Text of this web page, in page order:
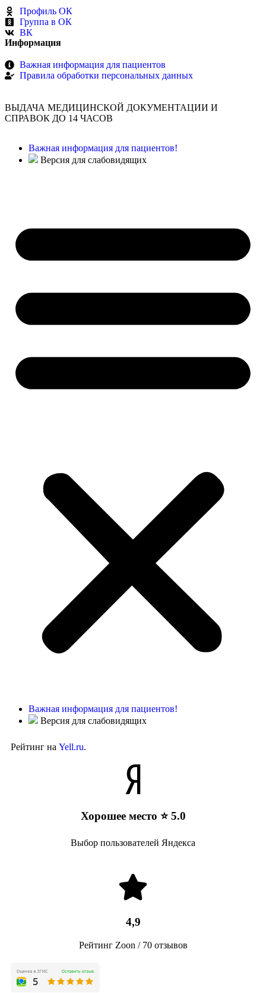
Профиль ОК
Группа в ОК
ВК
Информация
Важная информация для пациентов
Правила обработки персональных данных
ВЫДАЧА МЕДИЦИНСКОЙ ДОКУМЕНТАЦИИ И
СПРАВОК ДО 14 ЧАСОВ
Важная информация для пациентов!
Версия для слабовидящих
Важная информация для пациентов!
Версия для слабовидящих
Рейтинг на Yell.ru.
Хорошее место ⭐ 5.0
Выбор пользователей Яндекса
4,9
Рейтинг Zoon / 70 отзывов